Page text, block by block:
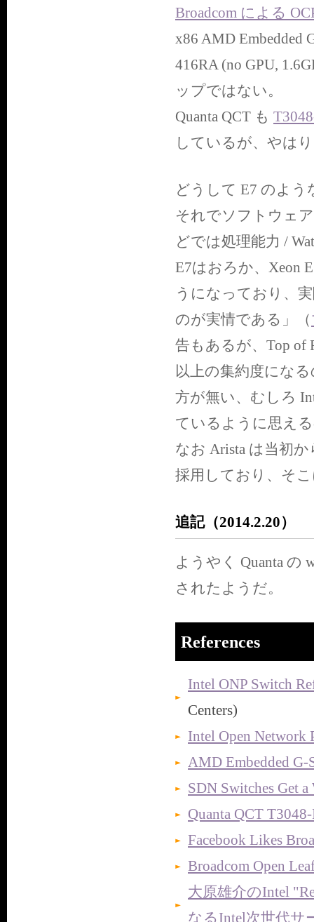
Broadcom による
x86 AMD Embedded
416RA (no GPU,
ップではない。
Quanta QCT も
しているが、やは
どうして E7 のよ
それでソフトウェ
どでは処理能力 /
E7はおろか、Xeon
うになっており、
のが実情である」（
告もあるが、Top of
以上の集約度にな
方が無い、むしろ
ているように思え
なお Arista は当初
採用しており、そ
追記（2014.2.20）
ようやく Quanta の
されたようだ。
References
Intel ONP Switch
Centers)
Intel Open Network
AMD Embedded G-
SDN Switches Get
Quanta QCT
Facebook Likes
Broadcom Open
大原雄介のIntel
なるIntel次世代サ